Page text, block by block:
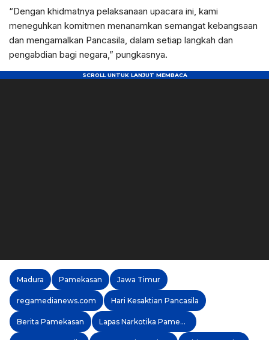
“Dengan khidmatnya pelaksanaan upacara ini, kami
meneguhkan komitmen menanamkan semangat kebangsaan
dan mengamalkan Pancasila, dalam setiap langkah dan
pengabdian bagi negara,” pungkasnya.
Madura Pamekasan Jawa Timur
regamedianews.com Hari Kesaktian Pancasila
Berita Pamekasan Lapas Narkotika Pamekasan